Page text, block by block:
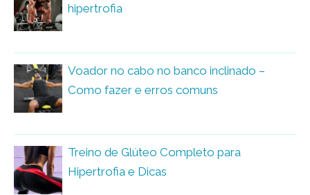
hipertrofia
Voador no cabo no banco inclinado –
Como fazer e erros comuns
Treino de Glúteo Completo para
Hipertrofia e Dicas